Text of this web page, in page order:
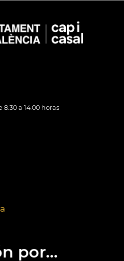
8:30 a 14:00 horas
por...